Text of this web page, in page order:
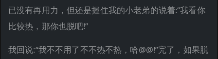
已没有再用力，但还是握住我的小老弟的说着:“我看你
比较热，那你也脱吧!”
我回说:“我不不用了不不热不热，哈@@!”完了，如果脱